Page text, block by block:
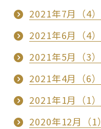
2021年7月（4）
2021年6月（4）
2021年5月（3）
2021年4月（6）
2021年1月（1）
2020年12月（1）